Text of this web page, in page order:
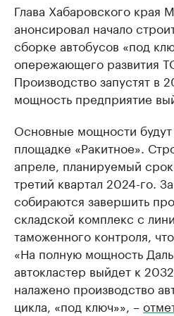
Глава Хабаровского края
анонсировал начало
сборке автобусов «под
опережающего развития
Производство запустят в
мощность предприятие
Основные мощности
площадке «Ракитное».
апреле, планируемый
третий квартал 2024-го.
собираются завершить
складской комплекс с
таможенного контроля,
«На полную мощность
автокластер выйдет к
налажено производство
цикла, «под ключ»», –